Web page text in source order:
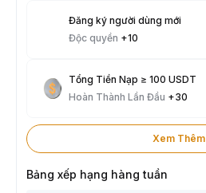
Đăng ký người dùng mới
Độc quyền +10
Tổng Tiền Nạp ≥ 100 USDT
Hoàn Thành Lần Đầu +30
Xem Thêm
Bảng xếp hạng hàng tuần